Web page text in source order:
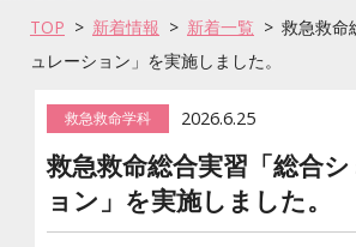
TOP 新着情報 新着一覧
救急救命
ュレーション」を実施しました。
救急救命学科 2026.6.25
救急救命総合実習「総合
ョン」を実施しました。